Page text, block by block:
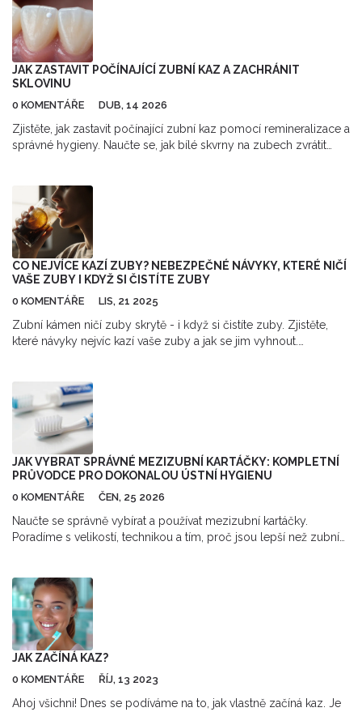
JAK ZASTAVIT POČÍNAJÍCÍ ZUBNÍ KAZ A ZACHRÁNIT
SKLOVINU
0 KOMENTÁŘE DUB, 14 2026
Zjistěte, jak zastavit počínající zubní kaz pomocí remineralizace a
správné hygieny. Naučte se, jak bílé skvrny na zubech zvrátit
CO NEJVÍCE KAZÍ ZUBY? NEBEZPEČNÉ NÁVYKY, KTERÉ NIČÍ
VAŠE ZUBY I KDYŽ SI ČISTÍTE ZUBY
0 KOMENTÁŘE LIS, 21 2025
Zubní kámen ničí zuby skrytě - i když si čistíte zuby. Zjistěte,
které návyky nejvíc kazí vaše zuby a jak se jim vyhnout.
JAK VYBRAT SPRÁVNÉ MEZIZUBNÍ KARTÁČKY: KOMPLETNÍ
PRŮVODCE PRO DOKONALOU ÚSTNÍ HYGIENU
0 KOMENTÁŘE ČEN, 25 2026
Naučte se správně vybírat a používat mezizubní kartáčky.
Poradíme s velikostí, technikou a tím, proč jsou lepší než zubní
JAK ZAČÍNÁ KAZ?
0 KOMENTÁŘE ŘÍJ, 13 2023
Ahoj všichni! Dnes se podíváme na to, jak vlastně začíná kaz. Je